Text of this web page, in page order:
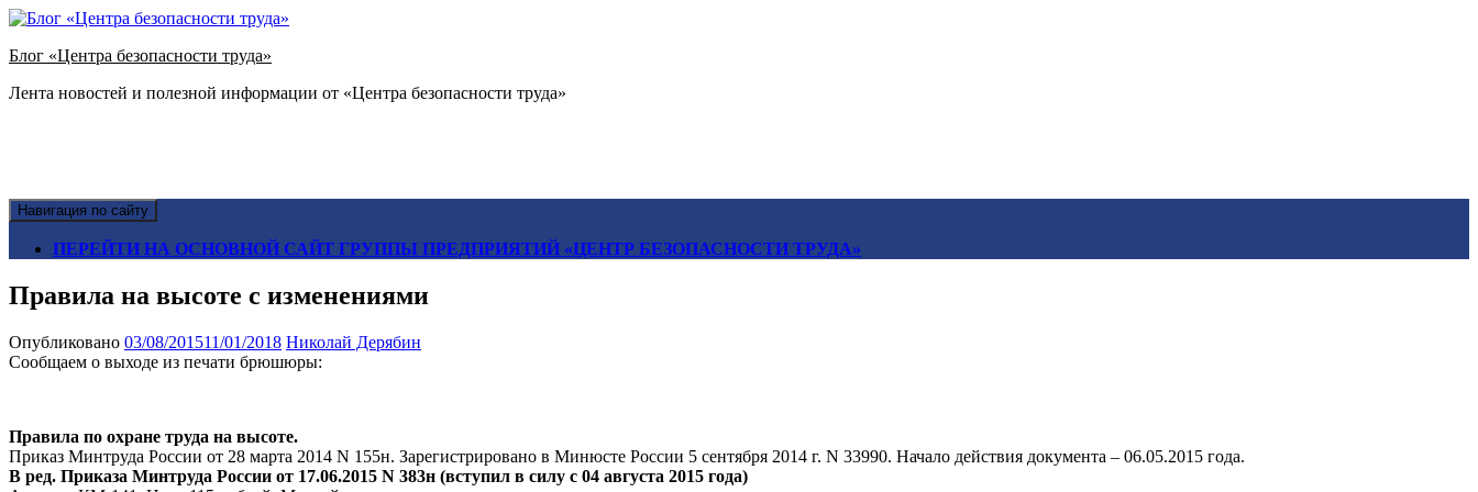
Блог «Центра безопасности труда»
Лента новостей и полезной информации от «Центра безопасности труда»
Навигация по сайту
ПЕРЕЙТИ НА ОСНОВНОЙ САЙТ ГРУППЫ ПРЕДПРИЯТИЙ «ЦЕНТР БЕЗОПАСНОСТИ ТРУДА»
Правила на высоте с изменениями
Опубликовано 03/08/201511/01/2018 Николай Дерябин
Сообщаем о выходе из печати брюшюры:
Правила по охране труда на высоте.
Приказ Минтруда России от 28 марта 2014 N 155н. Зарегистрировано в Минюсте России 5 сентября 2014 г. N 33990. Начало действия документа – 06.05.2015 года.
В ред. Приказа Минтруда России от 17.06.2015 N 383н (вступил в силу с 04 августа 2015 года)